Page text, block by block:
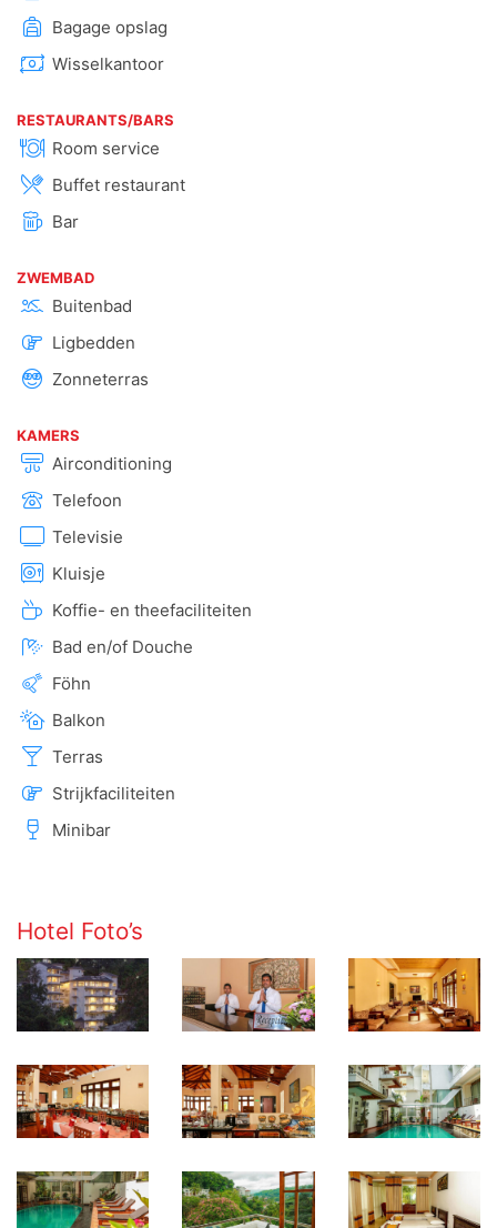
Bagage opslag
Wisselkantoor
RESTAURANTS/BARS
Room service
Buffet restaurant
Bar
ZWEMBAD
Buitenbad
Ligbedden
Zonneterras
KAMERS
Airconditioning
Telefoon
Televisie
Kluisje
Koffie- en theefaciliteiten
Bad en/of Douche
Föhn
Balkon
Terras
Strijkfaciliteiten
Minibar
Hotel Foto’s